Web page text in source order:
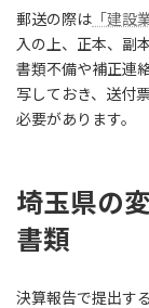
郵送の際は 「建設
入の上、正本、副
書類不備や補正連
写しておき、送付
必要があります。
埼玉県の
書類
決算報告で提出す